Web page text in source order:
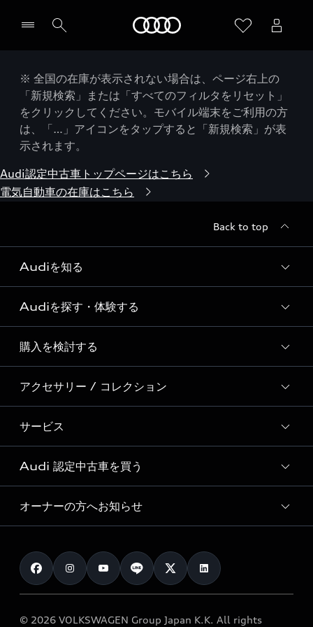
※ 全国の在庫が表示されない場合は、ページ右上の
「新規検索」または「すべてのフィルタをリセット」
をクリックしてください。モバイル端末をご利用の方
は、「…」アイコンをタップすると「新規検索」が表
示されます。
Audi認定中古車トップページはこちら
電気自動車の在庫はこちら
Back to top
Audiを知る
Audi ブランド
Story of Progress
Audi Sport
Formula 1®
デジタルサービス
Audiを探す・体験する
ディーラー検索
新車在庫検索
試乗車・展示車検索
見積り依頼
試乗予約
購入を検討する
モデル一覧
特別仕様モデル / 限定モデル
e-tronラインアップ
価格シミュレーション
車両比較
カタログ一覧
アクセサリー / コレクション
純正アクセサリー
オンラインショップ
Audi collection
アウディナビアプリ
サービス
サービス入庫予約
サービスプログラム
メンテナンス
車検 / 定期点検
e-tronアフターサポート
Audi 認定中古車を買う
Audi認定中古車
クオリティ
保証
メンテナンス
オーナーの方へお知らせ
お知らせ
オーナー様向けキャンペーン
© 2026 VOLKSWAGEN Group Japan K.K. All rights